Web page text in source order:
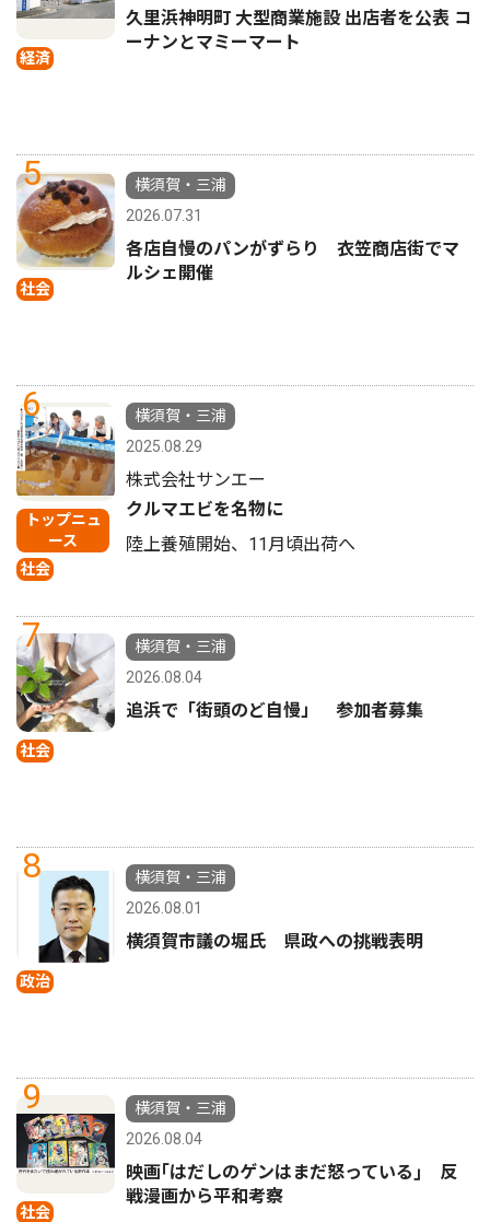
経済
久里浜神明町 大型商業施設 出店者を公表 コ
ーナンとマミーマート
5
社会
横須賀・三浦
2026.07.31
各店自慢のパンがずらり 衣笠商店街でマ
ルシェ開催
6
トップニュ
ース
社会
横須賀・三浦
2025.08.29
株式会社サンエー
クルマエビを名物に
陸上養殖開始、11月頃出荷へ
7
社会
横須賀・三浦
2026.08.04
追浜で「街頭のど自慢」 参加者募集
8
政治
横須賀・三浦
2026.08.01
横須賀市議の堀氏 県政への挑戦表明
9
社会
横須賀・三浦
2026.08.04
映画｢はだしのゲンはまだ怒っている｣ 反
戦漫画から平和考察